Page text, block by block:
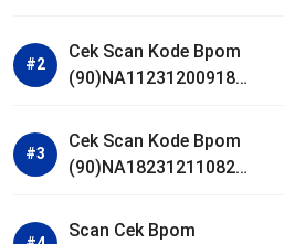
Skin Everytime Body
Lotion
Cek Scan Kode Bpom
(90)NA11231200918
Gel Cleanser GLAD2GLOW
Cek Scan Kode Bpom
(90)NA18231211082
Facial Wash
Scan Cek Bpom